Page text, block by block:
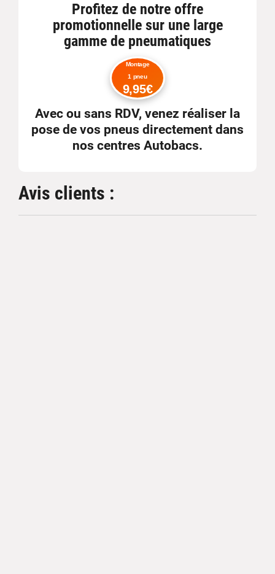
Profitez de notre offre
promotionnelle sur une large
gamme de pneumatiques
Montage
1 pneu
9,95€
Avec ou sans RDV, venez réaliser la
pose de vos pneus directement dans
nos centres Autobacs.
Avis clients :